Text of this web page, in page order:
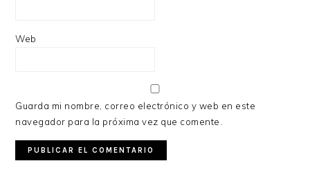
Web
Guarda mi nombre, correo electrónico y web en este
navegador para la próxima vez que comente.